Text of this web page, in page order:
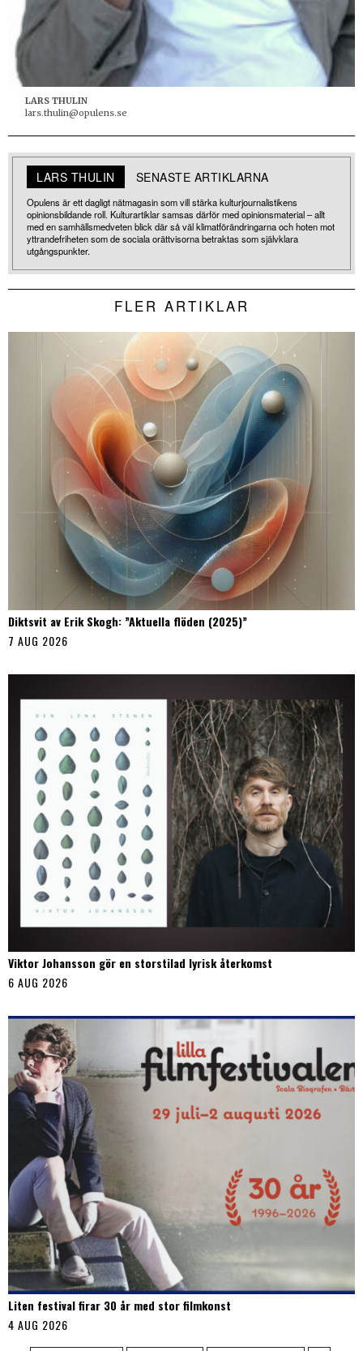
LARS THULIN
lars.thulin@opulens.se
LARS THULIN SENASTE ARTIKLARNA
Opulens är ett dagligt nätmagasin som vill stärka kulturjournalistikens
opinionsbildande roll. Kulturartiklar samsas därför med opinionsmaterial – allt
med en samhällsmedveten blick där så väl klimatförändringarna och hoten mot
yttrandefriheten som de sociala orättvisorna betraktas som självklara
utgångspunkter.
FLER ARTIKLAR
Diktsvit av Erik Skogh: ”Aktuella flöden (2025)”
7 AUG 2026
Viktor Johansson gör en storstilad lyrisk återkomst
6 AUG 2026
Liten festival firar 30 år med stor filmkonst
4 AUG 2026